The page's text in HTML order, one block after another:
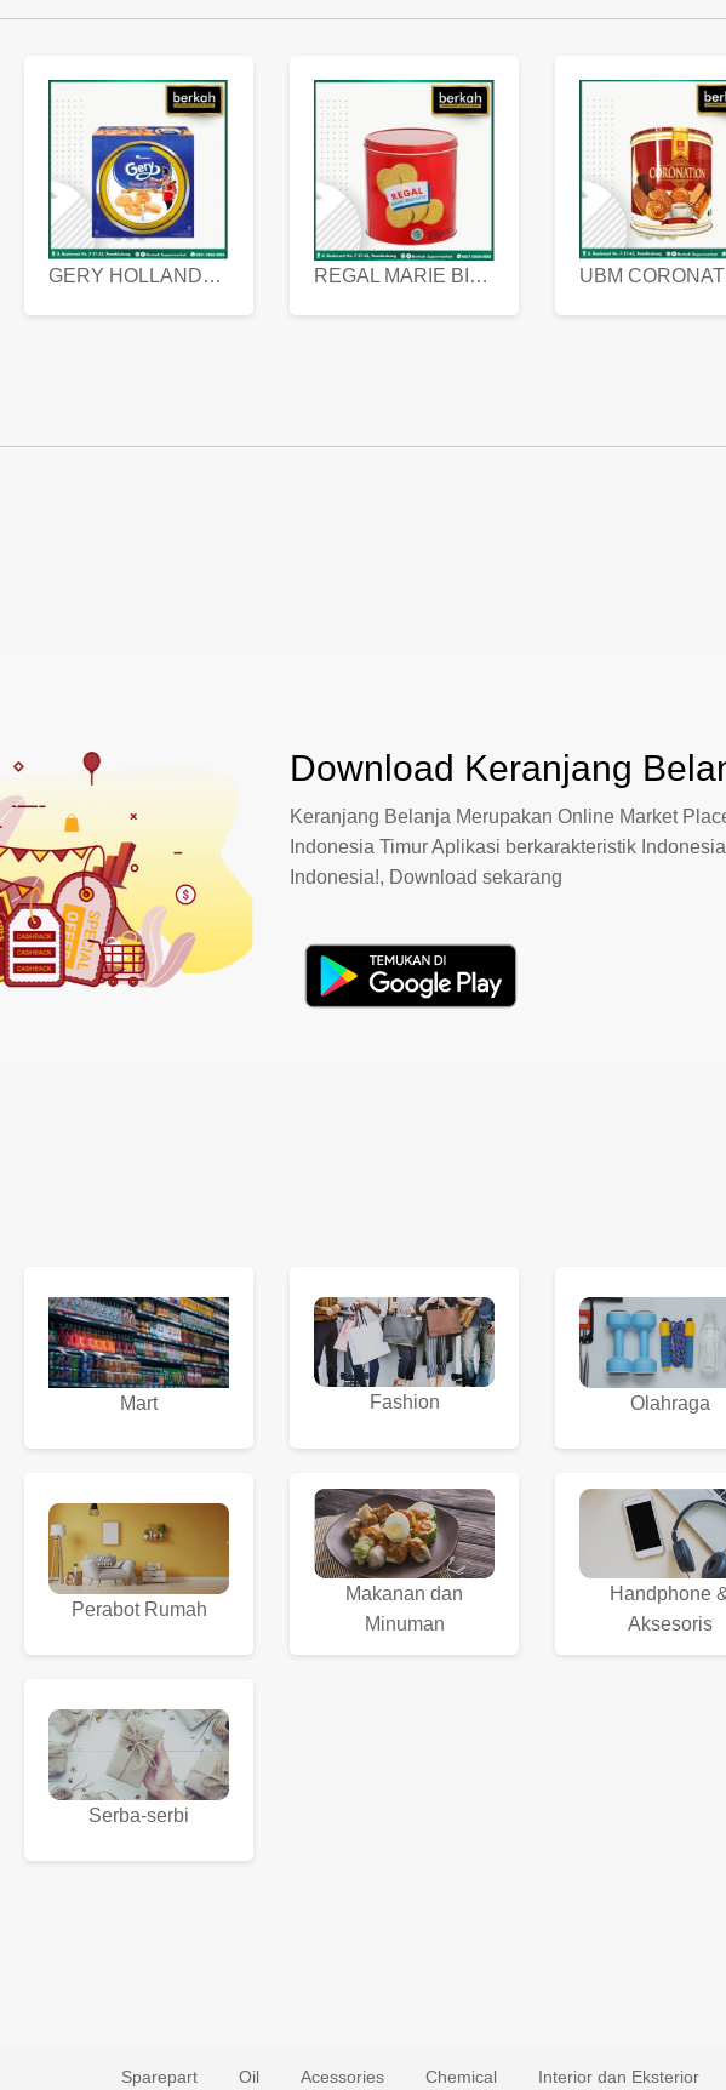
GERY HOLLANDA BUTTER COOKIES 450 GRAM REGAL MARIE BISCUIT KALENG 550 GRAM
Download Keranjang
Keranjang Belanja Merupakan Online Market
Indonesia Timur Aplikasi berkarakteristik
Indonesia!, Download sekarang
Mart Fashion Olahraga
Perabot Rumah
Makanan dan
Minuman
Handphone
Aksesoris
Serba-serbi
Sparepart Oil Acessories Chemical Interior dan Eksterior